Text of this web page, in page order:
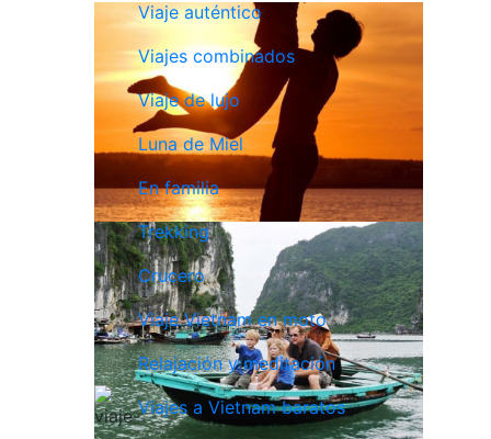
Viaje auténtico
Viajes combinados
Viaje de lujo
Luna de Miel
En familia
Trekking
Crucero
Viaje Vietnam en moto
Relajación y meditación
Viajes a Vietnam baratos